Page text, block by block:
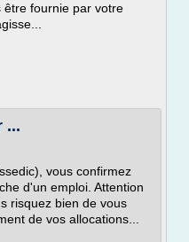
être fournie par votre
...
vous confirmez
d'un emploi. Attention
risquez bien de vous
de vos allocations...